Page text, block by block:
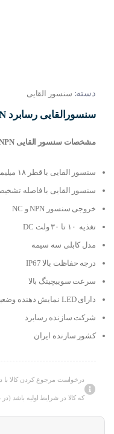
دسته: سنسور القایی
سنسورالقایی رسابرد RASABOARD ISR18-5-CN
مشخصات سنسور القایی NPN رسابرد مدل ISR18-5-CN :
سنسور القایی با قطر ۱۸ میلیمتر
سنسور القایی با فاصله تشخیص 5
خروجی سنسور NPN و NC
تغذیه ۱۰ تا ۳۰ ولت DC
مدل کابلی سه سیمه
درجه حفاظت بالا IP67
سرعت سوییچینگ بالا
دارای LED نمایش دهنده وضعیت خروجی
شرکت سازنده رسابرد
کشور سازنده ایران
درخواست مرجوع کردن کالا با
که کالا در شرایط اولیه باشد